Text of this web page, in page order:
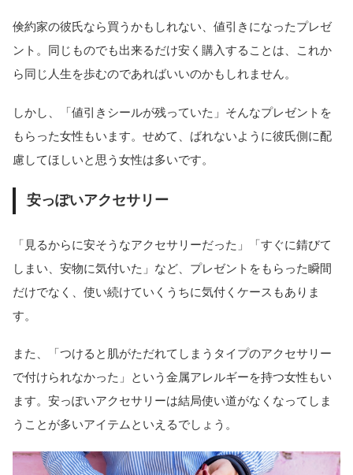
倹約家の彼氏なら買うかもしれない、値引きになったプレゼ
ント。同じものでも出来るだけ安く購入することは、これか
ら同じ人生を歩むのであればいいのかもしれません。
しかし、「値引きシールが残っていた」そんなプレゼントを
もらった女性もいます。せめて、ばれないように彼氏側に配
慮してほしいと思う女性は多いです。
安っぽいアクセサリー
「見るからに安そうなアクセサリーだった」「すぐに錆びて
しまい、安物に気付いた」など、プレゼントをもらった瞬間
だけでなく、使い続けていくうちに気付くケースもありま
す。
また、「つけると肌がただれてしまうタイプのアクセサリー
で付けられなかった」という金属アレルギーを持つ女性もい
ます。安っぽいアクセサリーは結局使い道がなくなってしま
うことが多いアイテムといえるでしょう。